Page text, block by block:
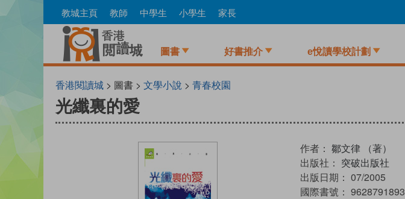
to
教城主頁 教師 中學生 小學生 家長
圖書 好書推介 e悅讀學校計劃
香港閱讀城 > 圖書 > 文學小說 > 青春校園
光纖裏的愛
作者： 鄒文律 （著）
出版社： 突破出版社
出版日期： 07/2005
國際書號： 9628791893